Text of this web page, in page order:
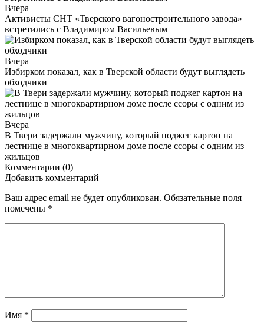
Вчера
Активисты СНТ «Тверского вагоностроительного завода»
встретились с Владимиром Васильевым
Вчера
Избирком показал, как в Тверской области будут выглядеть
обходчики
Вчера
В Твери задержали мужчину, который поджег картон на
лестнице в многоквартирном доме после ссоры с одним из
жильцов
Комментарии (0)
Добавить комментарий
Ваш адрес email не будет опубликован. Обязательные поля
помечены *
Имя *